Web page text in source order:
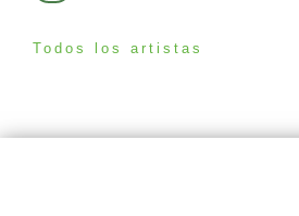
Todos los artistas